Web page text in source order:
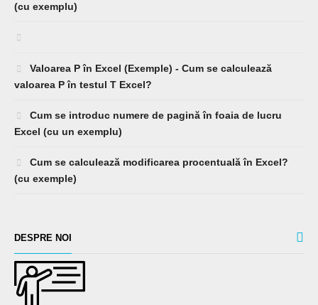
(cu exemplu)
Valoarea P în Excel (Exemple) - Cum se calculează
valoarea P în testul T Excel?
Cum se introduc numere de pagină în foaia de lucru
Excel (cu un exemplu)
Cum se calculează modificarea procentuală în Excel?
(cu exemple)
DESPRE NOI